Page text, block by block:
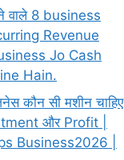
वाले 8 business
Revenue
Jo Cash
Hain.
कौन सी मशीन चाहिए
और Profit |
Business2026 |